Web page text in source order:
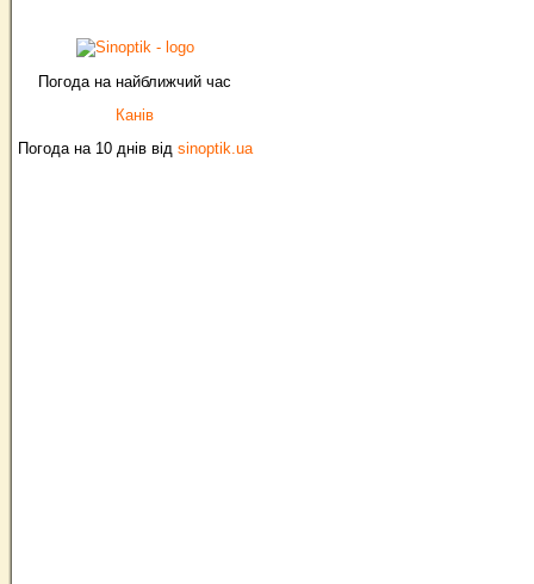
Погода на найближчий час
Канів
Погода на 10 днів від sinoptik.ua